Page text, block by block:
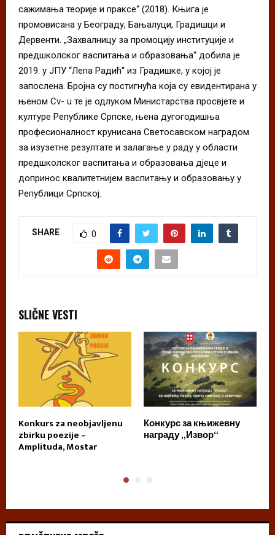
сажимања теорије и праксе“ (2018). Књига је
промовисана у Београду, Бањалуци, Градишци и
Дервенти. „Захвалницу за промоцију институције и
предшколског васпитања и образовања“ добила је
2019. у ЈПУ “Лепа Радић“ из Градишке, у којој је
запослена. Бројна су постигнућа која су евидентирана у
њеном Cv- u те је одлуком Министарства просвјете и
културе Републике Српске, њена дугогодишња
професионалност крунисана Светосавском наградом
за изузетне резултате и залагање у раду у области
предшколског васпитања и образовања дјеце и
допринос квалитетнијем васпитању и образовању у
Републици Српској.
SHARE 0
SLIČNE VESTI
Konkurs za neobjavljenu
zbirku poezije –
Amplituda, Mostar
Конкурс за књижевну
награду „Извор“